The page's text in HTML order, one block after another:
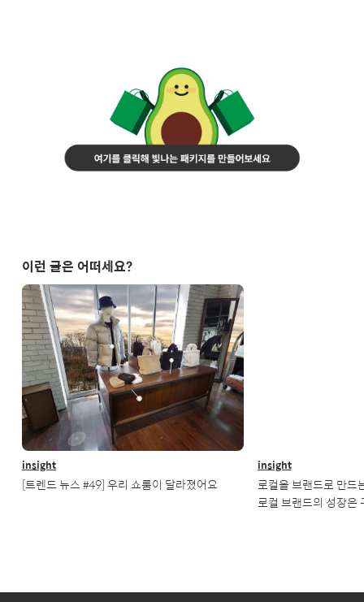
이런 글은 어떠세요?
insight
[트렌드 뉴스 #49] 우리 쇼룸이 달라졌어요
insight
로컬을 브랜드로 만드
로컬 브랜드의 성장은